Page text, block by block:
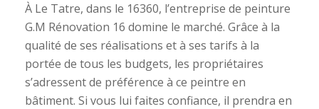
À Le Tatre, dans le 16360, l’entreprise de peinture
G.M Rénovation 16 domine le marché. Grâce à la
qualité de ses réalisations et à ses tarifs à la
portée de tous les budgets, les propriétaires
s’adressent de préférence à ce peintre en
bâtiment. Si vous lui faites confiance, il prendra en